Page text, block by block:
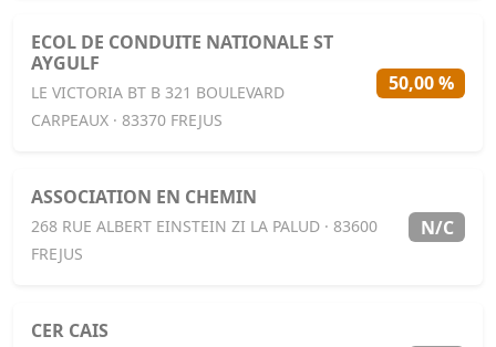
ECOL DE CONDUITE NATIONALE ST
AYGULF
LE VICTORIA BT B 321 BOULEVARD
CARPEAUX · 83370 FREJUS
50,00 %
ASSOCIATION EN CHEMIN
268 RUE ALBERT EINSTEIN ZI LA PALUD · 83600
FREJUS
N/C
CER CAIS